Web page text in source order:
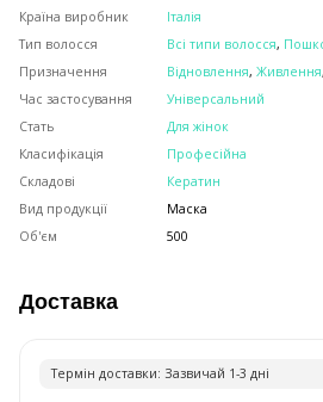
Країна виробник
Італія
Тип волосся
Всі типи волосся,
Призначення
Відновлення, Живлення,
Час застосування
Універсальний
Стать
Для жінок
Класифікація
Професійна
Складові
Кератин
Вид продукції
Маска
Об'єм
500
Доставка
Термiн доставки: Зазвичай 1-3 днi